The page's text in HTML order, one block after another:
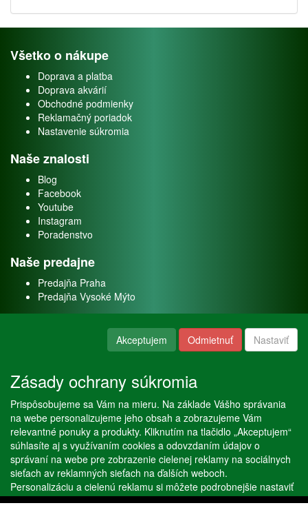
Všetko o nákupe
Doprava a platba
Doprava akvárií
Obchodné podmienky
Reklamačný poriadok
Nastavenie súkromia
Naše znalosti
Blog
Facebook
Youtube
Instagram
Poradenstvo
Naše predajne
Predajňa Praha
Predajňa Vysoké Mýto
Naše služby
Servis
Predaj akváriových rýb
Predaj akváriových rastlín
Copyright © Stöckl spol. s r. o. 2020, powered byABRA E-shop
Akceptujem Odmietnuť Nastaviť
Zásady ochrany súkromia
Prispôsobujeme sa Vám na mieru. Na základe Vášho správania
na webe personalizujeme jeho obsah a zobrazujeme Vám
relevantné ponuky a produkty. Kliknutím na tlačidlo „Akceptujem“
súhlasíte aj s využívaním cookies a odovzdaním údajov o
správaní na webe pre zobrazenie cielenej reklamy na sociálnych
sieťach av reklamných sieťach na ďalších weboch.
Personalizáciu a cielenú reklamu si môžete podrobnejšie nastaviť
alebo kedykoľvek vypnúť po kliknutí na tlačidlo „Nastaviť“.